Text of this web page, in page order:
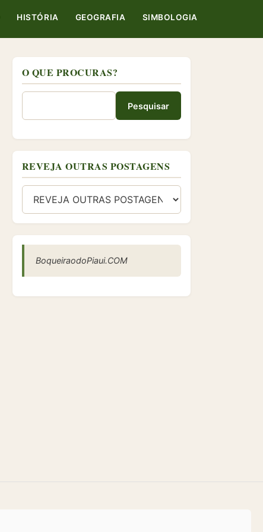
HISTÓRIA GEOGRAFIA SIMBOLOGIA
O QUE PROCURAS?
Pesquisar
REVEJA OUTRAS POSTAGENS
BoqueiraodoPiaui.COM